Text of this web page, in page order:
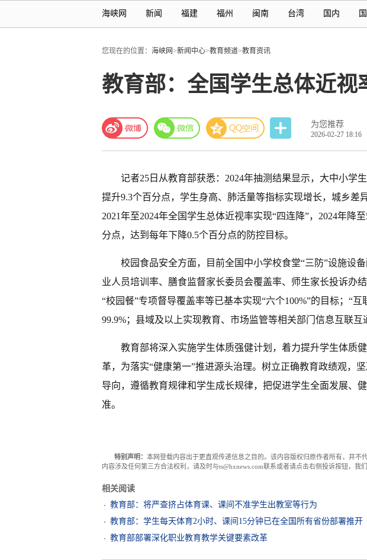
海峡网 新闻 福建 福州 闽南 台湾 国内
您现在的位置： 海峡网>新闻中心>教育频道>教育资讯
教育部：全国学生总体近视
为您推荐
2026-02-27 18:16
记者25日从教育部获悉：2024年抽测结果显示，大中小学
提升9.3个百分点，学生身高、肺活量等指标实现增长，城乡差
2021年至2024年全国学生总体近视率实现“四连降”，2024年降
分点，达到每年下降0.5个百分点的防控目标。
校园食品安全方面，目前全国中小学校食堂“三防”设施设
业人员培训率、膳食监督家长委员会覆盖率、师生家长投诉办
“校园餐”专项督导覆盖率等已基本实现“六个100%”的目标；“
99.9%；县域及以上实现教育、市场监管等相关部门信息互联互
教育部将深入实施学生体质强健计划，着力提升学生体质
革，为落实“健康第一”推进源头治理。树立正确教育政绩观，
导向，遵循教育规律和学生成长规律，把促进学生全面发展、
准。
特别声明： 本网登载内容出于更直观传递信息之目的。该内容版权归原作者所有，并不
内容涉及任何第三方合法权利，请及时与ts@hxnews.com联系或者请点击右侧投诉按钮，我
相关阅读
教育部：将严查挤占体育课、课间不准学生出教室等行为
教育部：学生每天体育2小时、课间15分钟已在全国所有省份部署推开
教育部部署深化职业教育教学关键要素改革